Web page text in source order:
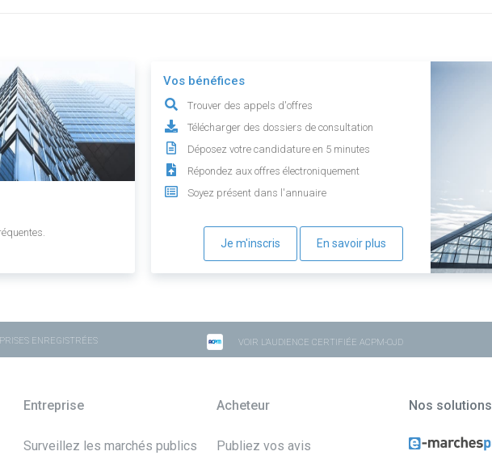
Vos bénéfices
Trouver des appels d'offres
Télécharger des dossiers de consultation
Déposez votre candidature en 5 minutes
Répondez aux offres électroniquement
Soyez présent dans l'annuaire
Je m'inscris En savoir plus
ENREGISTRÉES VOIR L'AUDIENCE CERTIFIÉE ACPM-OJD
Entreprise
Surveillez les marchés publics
Acheteur
Publiez vos avis
Nos solutions